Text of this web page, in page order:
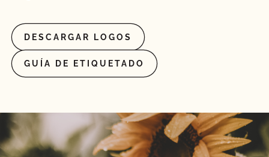
DESCARGAR LOGOS
GUÍA DE ETIQUETADO